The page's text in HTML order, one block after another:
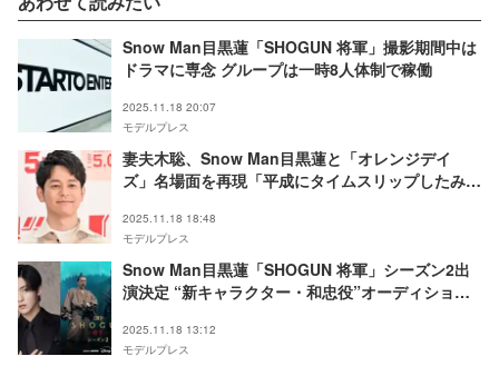
Snow Man目黒蓮「SHOGUN 将軍」撮影期間中は
ドラマに専念 グループは一時8人体制で稼働
2025.11.18 20:07
モデルプレス
妻夫木聡、Snow Man目黒蓮と「オレンジデイ
ズ」名場面を再現「平成にタイムスリップしたみた
2025.11.18 18:48
モデルプレス
Snow Man目黒蓮「SHOGUN 将軍」シーズン2出
演決定 “新キャラクター・和忠役”オーディション
2025.11.18 13:12
モデルプレス